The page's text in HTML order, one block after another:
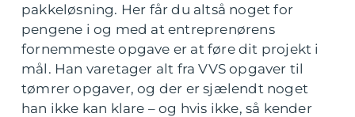
pakkeløsning. Her får du altså noget for
pengene i og med at entreprenørens
fornemmeste opgave er at føre dit projekt i
mål. Han varetager alt fra VVS opgaver til
tømrer opgaver, og der er sjælendt noget
han ikke kan klare – og hvis ikke, så kender